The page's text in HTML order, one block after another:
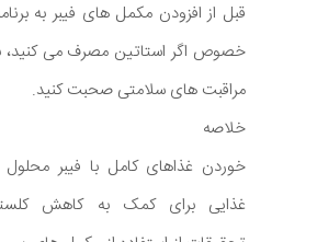
قبل از افزودن مکمل های فیبر به
خصوص اگر استاتین مصرف می
مراقبت های سلامتی صحبت کنید.
خلاصه
خوردن غذاهای کامل با فیبر محلول
غذایی برای کمک به کاهش